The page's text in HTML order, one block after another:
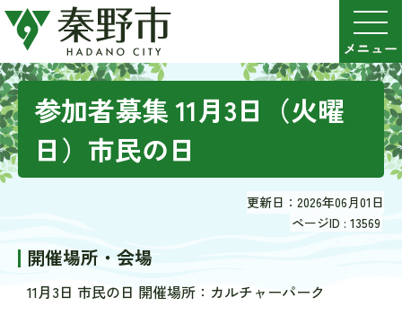
参加者募集 11月3日（火曜
日）市民の日
更新日：2026年06月01日
ページID : 13569
開催場所・会場
11月3日 市民の日 開催場所：カルチャーパーク